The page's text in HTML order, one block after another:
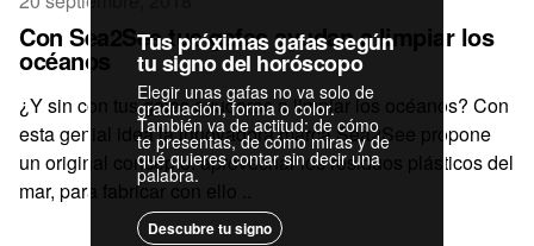
Con Sea2See tus gafas ayudan a limpiar los
océanos
¿Y sin con tus gafas ayudaras a limpiar los océanos? Con
esta genial idea la innovadora marca Sea2See propone
un original concepto: aprovechar los residuos plásticos del
mar, para fabricar con ello ..
Tus próximas gafas según
tu signo del horóscopo
Elegir unas gafas no va solo de
graduación, forma o color.
También va de actitud: de cómo
te presentas, de cómo miras y de
qué quieres contar sin decir una
palabra.
Descubre tu signo